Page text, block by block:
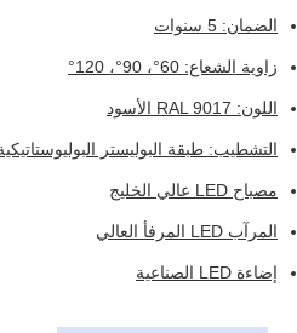
الضمان: 5 سنوات
زاوية الشعاع: 60°، 90°، 120°
اللون: RAL 9017 الأسود
التشطيب: طبقة البوليستر
مصباح LED عالي الخليج
المرآب LED المرفأ العالي
إضاءة LED الصناعية